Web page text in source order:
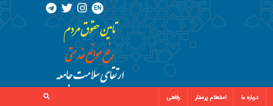
EN
درباره ما استعلام پرستار
رفاهی